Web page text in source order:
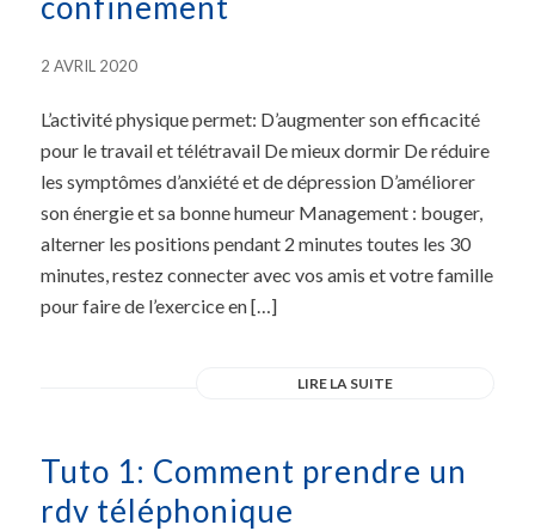
2 AVRIL 2020
L’activité physique permet: D’augmenter son efficacité
pour le travail et télétravail De mieux dormir De réduire
les symptômes d’anxiété et de dépression D’améliorer
son énergie et sa bonne humeur Management : bouger,
alterner les positions pendant 2 minutes toutes les 30
minutes, restez connecter avec vos amis et votre famille
pour faire de l’exercice en […]
LIRE LA SUITE
Tuto 1: Comment prendre un
rdv téléphonique